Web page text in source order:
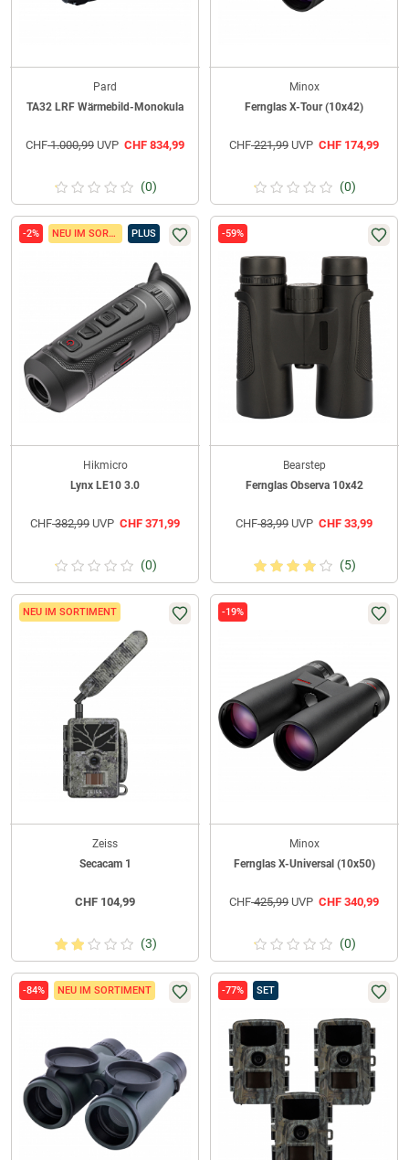
Pard
TA32 LRF Wärmebild-Monokula
CHF1.000,99 UVP CHF 834,99
(0)
Minox
Fernglas X-Tour (10x42)
CHF221,99 UVP CHF 174,99
(0)
-2% NEU IM SORTIMENT PLUS
Hikmicro
Lynx LE10 3.0
CHF382,99 UVP CHF 371,99
(0)
-59%
Bearstep
Fernglas Observa 10x42
CHF83,99 UVP CHF 33,99
(5)
NEU IM SORTIMENT
Zeiss
Secacam 1
CHF 104,99
(3)
-19%
Minox
Fernglas X-Universal (10x50)
CHF425,99 UVP CHF 340,99
(0)
-84% NEU IM SORTIMENT -77% SET